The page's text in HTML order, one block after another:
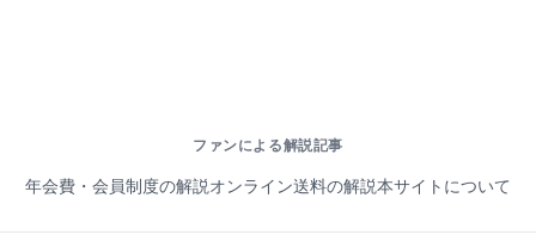
ファンによる解説記事
年会費・会員制度の解説オンライン送料の解説本サイトについて